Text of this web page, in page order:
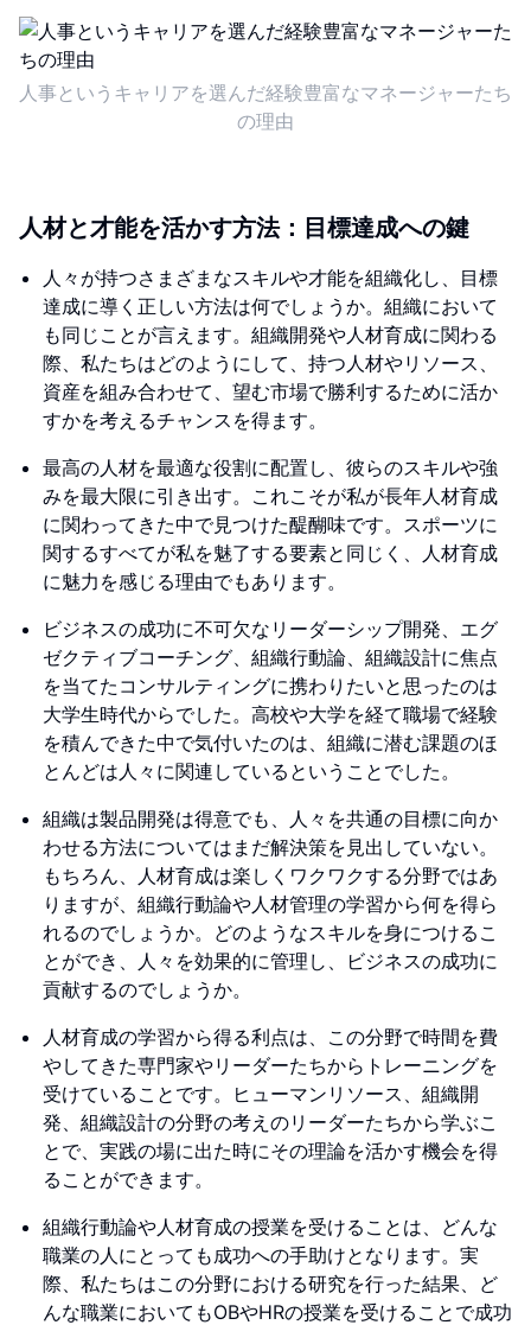
人事というキャリアを選んだ経験豊富なマネージャーたち
の理由
人材と才能を活かす方法：目標達成への鍵
人々が持つさまざまなスキルや才能を組織化し、目標
達成に導く正しい方法は何でしょうか。組織において
も同じことが言えます。組織開発や人材育成に関わる
際、私たちはどのようにして、持つ人材やリソース、
資産を組み合わせて、望む市場で勝利するために活か
すかを考えるチャンスを得ます。
最高の人材を最適な役割に配置し、彼らのスキルや強
みを最大限に引き出す。これこそが私が長年人材育成
に関わってきた中で見つけた醍醐味です。スポーツに
関するすべてが私を魅了する要素と同じく、人材育成
に魅力を感じる理由でもあります。
ビジネスの成功に不可欠なリーダーシップ開発、エグ
ゼクティブコーチング、組織行動論、組織設計に焦点
を当てたコンサルティングに携わりたいと思ったのは
大学生時代からでした。高校や大学を経て職場で経験
を積んできた中で気付いたのは、組織に潜む課題のほ
とんどは人々に関連しているということでした。
組織は製品開発は得意でも、人々を共通の目標に向か
わせる方法についてはまだ解決策を見出していない。
もちろん、人材育成は楽しくワクワクする分野ではあ
りますが、組織行動論や人材管理の学習から何を得ら
れるのでしょうか。どのようなスキルを身につけるこ
とができ、人々を効果的に管理し、ビジネスの成功に
貢献するのでしょうか。
人材育成の学習から得る利点は、この分野で時間を費
やしてきた専門家やリーダーたちからトレーニングを
受けていることです。ヒューマンリソース、組織開
発、組織設計の分野の考えのリーダーたちから学ぶこ
とで、実践の場に出た時にその理論を活かす機会を得
ることができます。
組織行動論や人材育成の授業を受けることは、どんな
職業の人にとっても成功への手助けとなります。実
際、私たちはこの分野における研究を行った結果、ど
んな職業においてもOBやHRの授業を受けることで成功